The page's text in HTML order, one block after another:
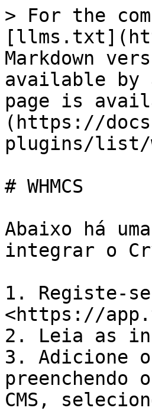
> For the
Markdown
available by
page is
(https://
plugins/list/
# WHMCS
Abaixo há
integrar o
1. Registe-
<https://
2. Leia as
3. Adicione
CMS,